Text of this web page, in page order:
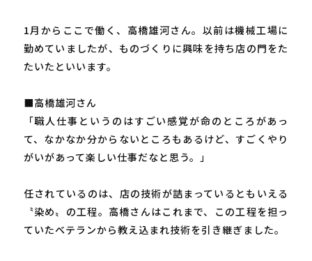
1月からここで働く、高橋雄河さん。以前は機械工場に
勤めていましたが、ものづくりに興味を持ち店の門をた
たいたといいます。
■高橋雄河さん
「職人仕事というのはすごい感覚が命のところがあっ
て、なかなか分からないところもあるけど、すごくやり
がいがあって楽しい仕事だなと思う。」
任されているのは、店の技術が詰まっているともいえる
〝染め〟の工程。高橋さんはこれまで、この工程を担っ
ていたベテランから教え込まれ技術を引き継ぎました。